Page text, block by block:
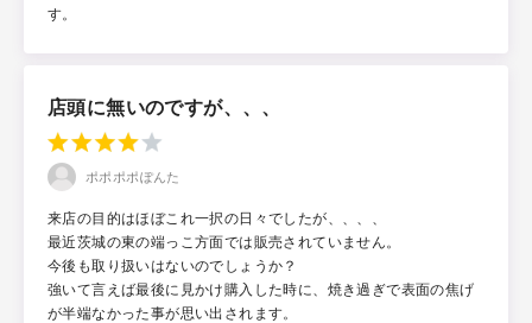
す。
店頭に無いのですが、、、
ポポポポぽんた
来店の目的はほぼこれ一択の日々でしたが、、、、
最近茨城の東の端っこ方面では販売されていません。
今後も取り扱いはないのでしょうか？
強いて言えば最後に見かけ購入した時に、焼き過ぎで表面の焦げ
が半端なかった事が思い出されます。